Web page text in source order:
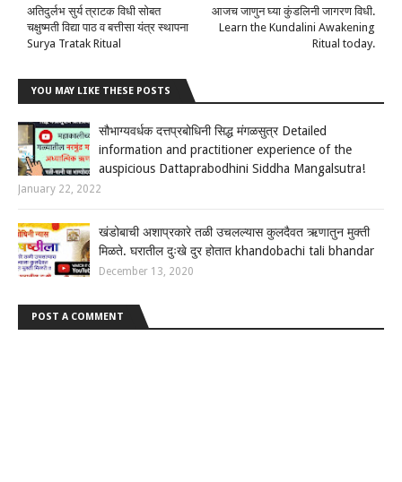
आजच जाणुन घ्या कुंडलिनी जागरण विधी.
Learn the Kundalini Awakening
Ritual today.
अतिदुर्लभ सुर्य त्राटक विधी सोबत
चक्षुष्मती विद्या पाठ व बत्तीसा यंत्र स्थापना
Surya Tratak Ritual
YOU MAY LIKE THESE POSTS
सौभाग्यवर्धक दत्तप्रबोधिनी सिद्ध मंगळसुत्र Detailed
information and practitioner experience of the
auspicious Dattaprabodhini Siddha Mangalsutra!
January 22, 2022
खंडोबाची अशाप्रकारे तळी उचलल्यास कुलदैवत ऋणातुन मुक्ती
मिळते. घरातील दुःखे दुर होतात khandobachi tali bhandar
December 13, 2020
POST A COMMENT